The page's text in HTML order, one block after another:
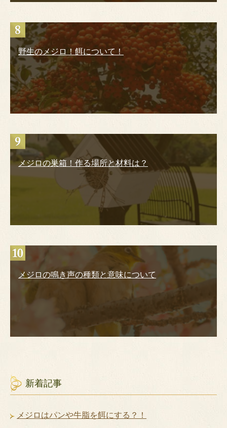
野生のメジロ！餌について！
メジロの巣箱！作る場所と材料は？
メジロの鳴き声の種類と意味について
新着記事
メジロはパンや牛脂を餌にする？！